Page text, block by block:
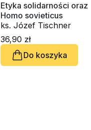
Etyka solidarności oraz
Homo sovieticus
ks. Józef Tischner
36,90 zł
Do koszyka